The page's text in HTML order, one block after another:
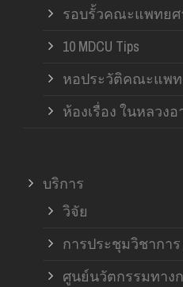
รอบรั้วคณะแพทยศ
10 MDCU Tips
หอประวัติคณะแพ
ห้องเรื่อง ในหลวง
บริการ
วิจัย
การประชุมวิชาการ
ศูนย์นวัตกรรมทาง